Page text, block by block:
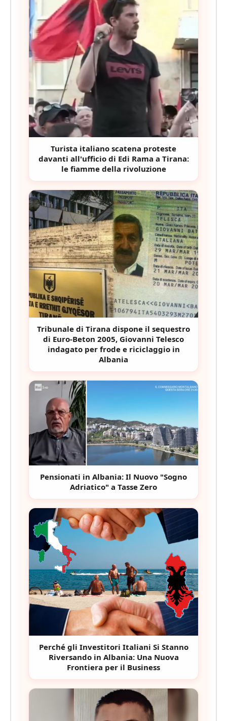
Turista italiano scatena proteste
davanti all'ufficio di Edi Rama a Tirana:
le fiamme della rivoluzione
Tribunale di Tirana dispone il sequestro
di Euro-Beton 2005, Giovanni Telesco
indagato per frode e riciclaggio in
Albania
Pensionati in Albania: Il Nuovo "Sogno
Adriatico" a Tasse Zero
Perché gli Investitori Italiani Si Stanno
Riversando in Albania: Una Nuova
Frontiera per il Business